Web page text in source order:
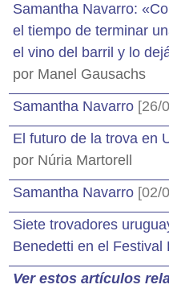
Samantha Navarro:
el tiempo de terminar
el vino del barril y lo
por Manel Gausachs
Samantha Navarro [26/
El futuro de la trova en
por Núria Martorell
Samantha Navarro [02/
Siete trovadores
Benedetti en el Festival
Ver estos artículos